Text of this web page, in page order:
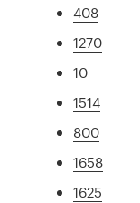
408
1270
10
1514
800
1658
1625